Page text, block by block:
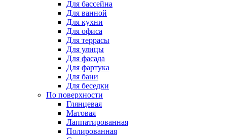
Для бассейна
Для ванной
Для кухни
Для офиса
Для террасы
Для улицы
Для фасада
Для фартука
Для бани
Для беседки
По поверхности
Глянцевая
Матовая
Лаппатированная
Полированная